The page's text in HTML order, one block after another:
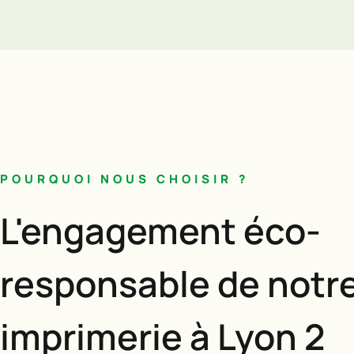
POURQUOI NOUS CHOISIR ?
L'engagement éco-
responsable de
imprimerie à Lyon 2